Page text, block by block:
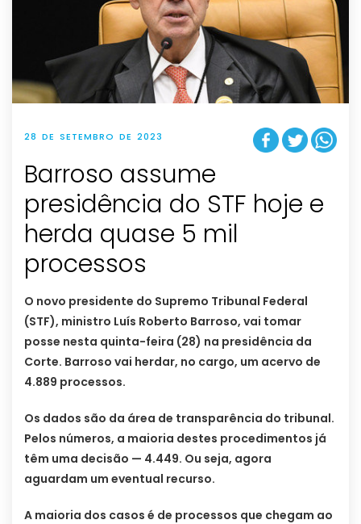
28 DE SETEMBRO DE 2023
Barroso assume
presidência do STF hoje e
herda quase 5 mil
processos
O novo presidente do Supremo Tribunal Federal
(STF), ministro Luís Roberto Barroso, vai tomar
posse nesta quinta-feira (28) na presidência da
Corte. Barroso vai herdar, no cargo, um acervo de
4.889 processos.
Os dados são da área de transparência do tribunal.
Pelos números, a maioria destes procedimentos já
têm uma decisão — 4.449. Ou seja, agora
aguardam um eventual recurso.
A maioria dos casos é de processos que chegam ao